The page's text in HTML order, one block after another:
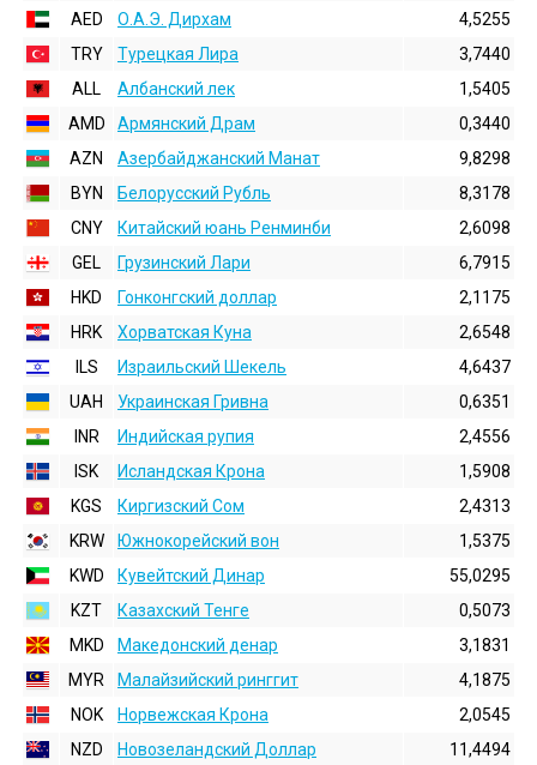
AED
О.А.Э. Дирхам
4,5255
TRY
Турецкая Лира
3,7440
ALL
Албанский лек
1,5405
AMD
Армянский Драм
0,3440
AZN
Азербайджанский Манат
9,8298
BYN
Белорусский Рубль
8,3178
CNY
Китайский юань Ренминби
2,6098
GEL
Грузинский Лари
6,7915
HKD
Гонконгский доллаp
2,1175
HRK
Хорватская Куна
2,6548
ILS
Израильский Шекель
4,6437
UAH
Украинская Гривна
0,6351
INR
Индийская pупия
2,4556
ISK
Исландская Крона
1,5908
KGS
Киргизский Сом
2,4313
KRW
Южнокорейский вон
1,5375
KWD
Кувейтский Динар
55,0295
KZT
Казахский Тенге
0,5073
MKD
Македонский денар
3,1831
MYR
Малайзийский ринггит
4,1875
NOK
Норвежская Крона
2,0545
NZD
Новозеландский Доллар
11,4494